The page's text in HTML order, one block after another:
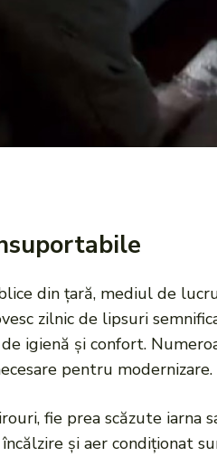
din țară, mediul de
zilnic de lipsuri
igienă și confort.
pentru modernizare.
fie prea scăzute iarna
și aer condiționat